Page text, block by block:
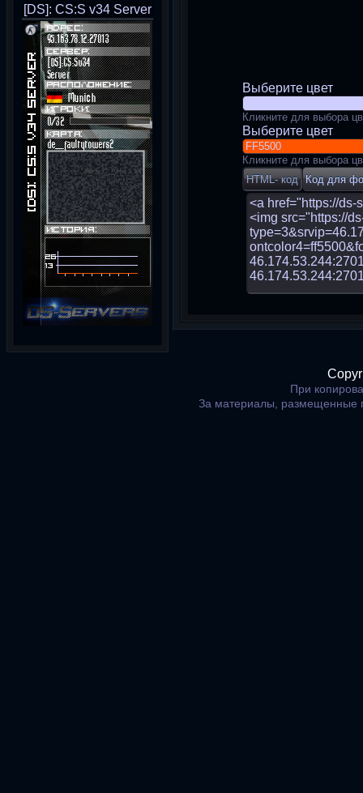
[DS]: CS:S v34 Server
Выберите цвет
Кликните для выбора
Выберите цвет
Кликните для выбора
При
За материалы, размещенные